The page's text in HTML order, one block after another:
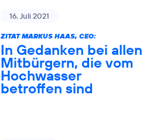
16. Juli 2021
ZITAT MARKUS HAAS, CEO:
In Gedanken bei allen
Mitbürgern, die vom
Hochwasser
betroffen sind